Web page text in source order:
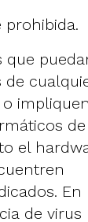
prohibida.
que
de
de
el
En
de